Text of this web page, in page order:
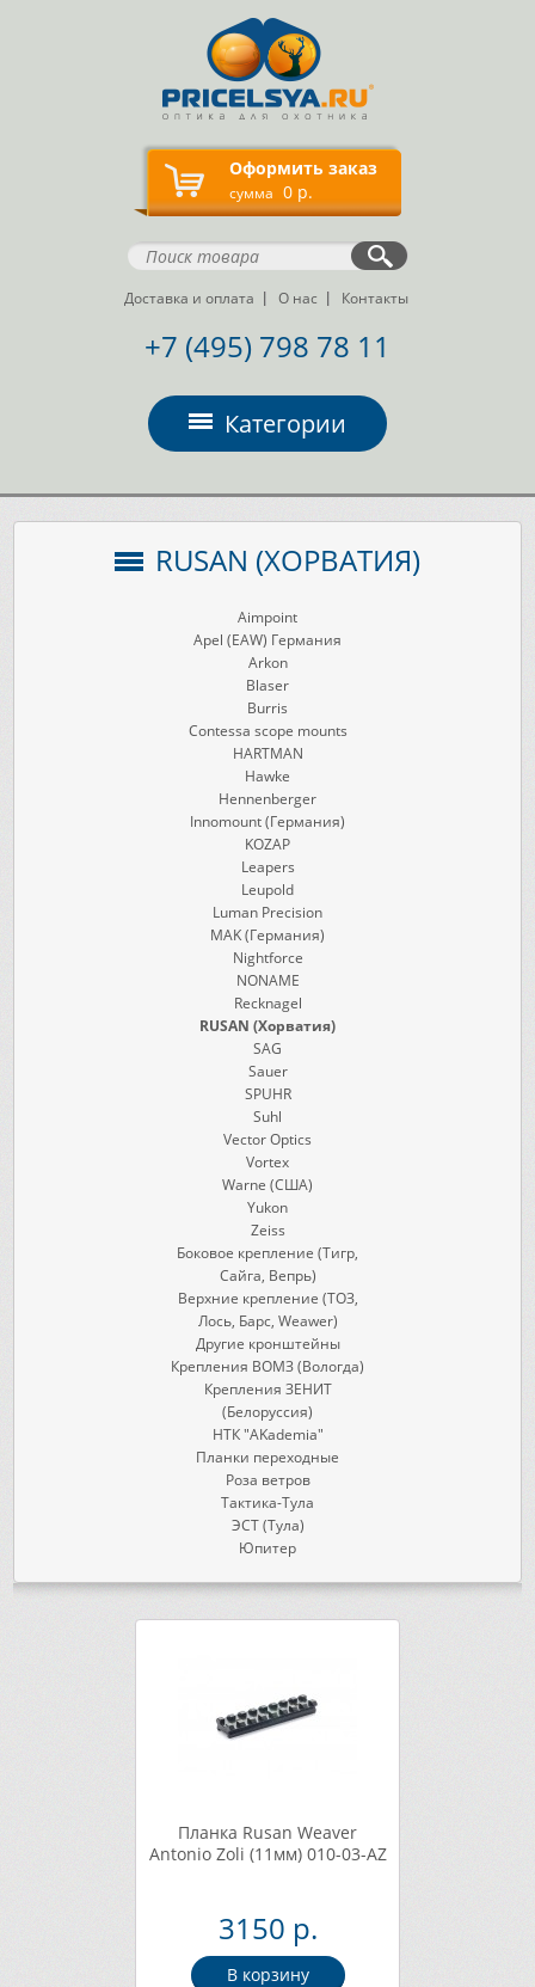
Оформить заказ
сумма 0 р.
Доставка и оплата О нас Контакты
+7 (495) 798 78 11
Категории
RUSAN (ХОРВАТИЯ)
Aimpoint
Apel (EAW) Германия
Arkon
Blaser
Burris
Contessa scope mounts
HARTMAN
Hawke
Hennenberger
Innomount (Германия)
KOZAP
Leapers
Leupold
Luman Precision
MAK (Германия)
Nightforce
NONAME
Recknagel
RUSAN (Хорватия)
SAG
Sauer
SPUHR
Suhl
Vector Optics
Vortex
Warne (США)
Yukon
Zeiss
Боковое крепление (Тигр,
Сайга, Вепрь)
Верхние крепление (ТОЗ,
Лось, Барс, Weawer)
Другие кронштейны
Крепления ВОМЗ (Вологда)
Крепления ЗЕНИТ
(Белоруссия)
НТК "AKademia"
Планки переходные
Роза ветров
Тактика-Тула
ЭСТ (Тула)
Юпитер
Планка Rusan Weaver
Antonio Zoli (11мм) 010-03-AZ
3150 р.
В корзину